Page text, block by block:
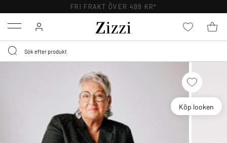
FRI FRAKT ÖVER 499 KR*
Menu
Köp looken